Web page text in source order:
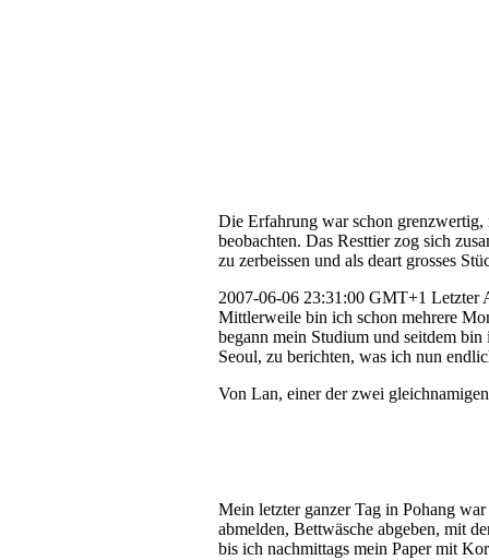
Die Erfahrung war schon
beobachten. Das Resttier zog sich
zu zerbeissen und als deart grosses
2007-06-06 23:31:00 GMT+1 Letzter
Mittlerweile bin ich schon mehrere
begann mein Studium und seitdem
Seoul, zu berichten, was ich nun
Von Lan, einer der zwei
Mein letzter ganzer Tag in Pohang
abmelden, Bettwäsche abgeben, mit
bis ich nachmittags mein Paper mit